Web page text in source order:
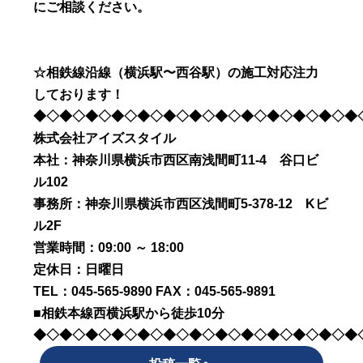
にご相談ください。
☆相鉄線沿線（横浜駅〜西谷駅）の施工対応注力
しております！
株式会社アイズスタイル
本社：神奈川県横浜市西区南浅間町11-4 谷口ビ
ル102
事務所：神奈川県横浜市西区浅間町5-378-12 Kビ
ル2F
営業時間：09:00 ～ 18:00
定休日：日曜日
TEL：045-565-9890 FAX：045-565-9891
■相鉄本線西横浜駅から徒歩10分